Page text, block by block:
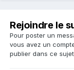
Rejoindre le
Pour poster un
vous avez un
publier dans ce